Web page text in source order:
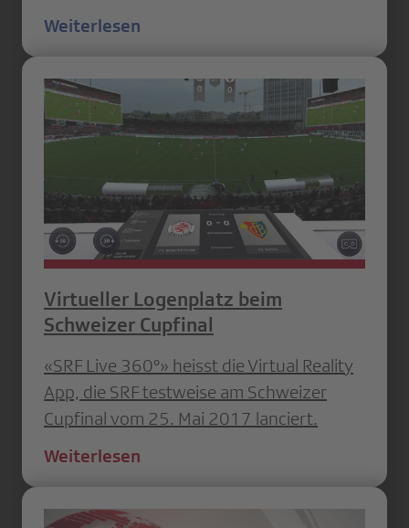
Weiterlesen
Virtueller Logenplatz beim
Schweizer Cupfinal
«SRF Live 360°» heisst die Virtual Reality
App, die SRF testweise am Schweizer
Cupfinal vom 25. Mai 2017 lanciert.
Weiterlesen